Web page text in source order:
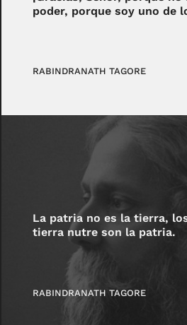
poder, porque soy uno de
RABINDRANATH TAGORE
La patria no es la tierra,
tierra nutre son la patria.
RABINDRANATH TAGORE